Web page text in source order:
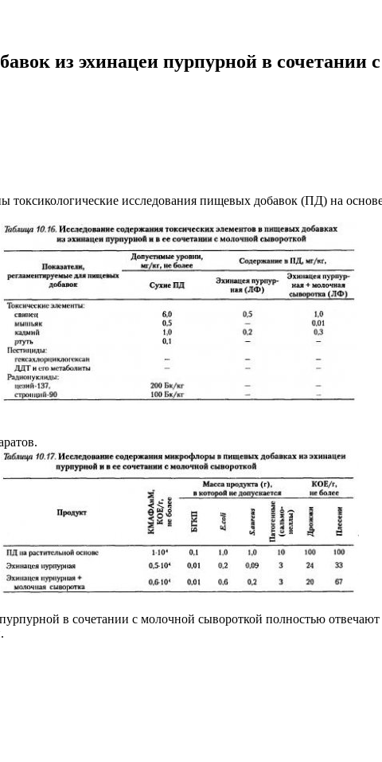
из эхинацеи пурпурной в сочетании
исследования пищевых добавок (ПД) на
в сочетании с молочной сывороткой полностью